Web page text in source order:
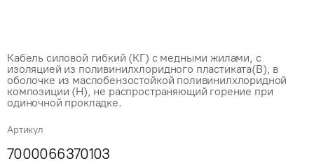
Кабель силовой гибкий (КГ) с медными жилами, с
изоляцией из поливинилхлоридного пластиката(В), в
оболочке из маслобензостойкой поливинилхлоридной
композиции (Н), не распространяющий горение при
одиночной прокладке.
Артикул
7000066370103